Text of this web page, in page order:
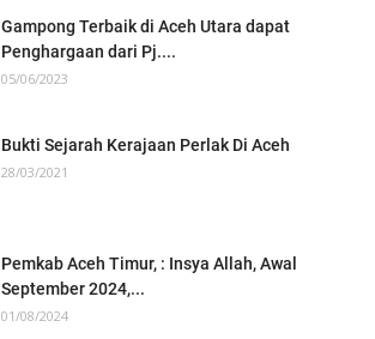
Gampong Terbaik di Aceh Utara dapat
Penghargaan dari Pj....
05/06/2023
Bukti Sejarah Kerajaan Perlak Di Aceh
28/03/2021
Pemkab Aceh Timur, : Insya Allah, Awal
September 2024,...
01/08/2024